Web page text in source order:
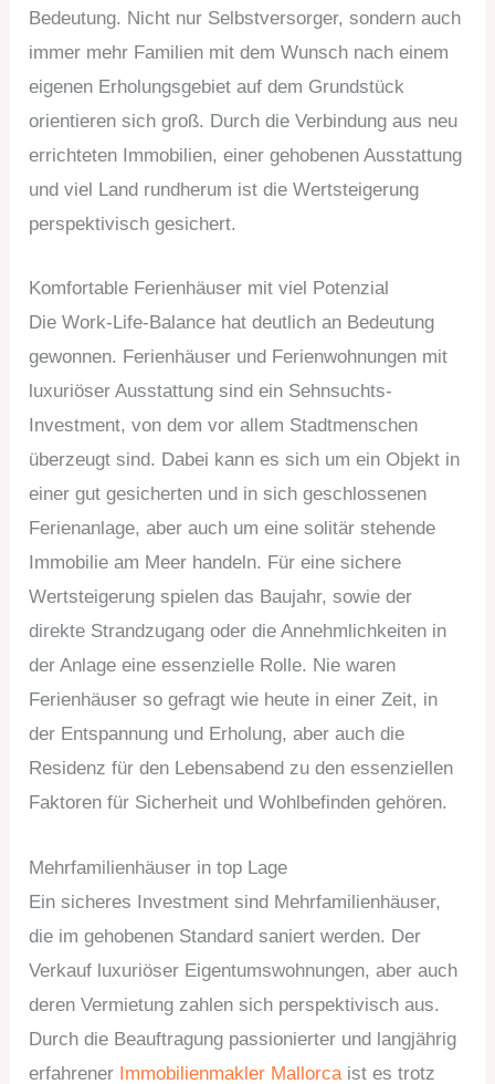
Bedeutung. Nicht nur Selbstversorger, sondern auch
immer mehr Familien mit dem Wunsch nach einem
eigenen Erholungsgebiet auf dem Grundstück
orientieren sich groß. Durch die Verbindung aus neu
errichteten Immobilien, einer gehobenen Ausstattung
und viel Land rundherum ist die Wertsteigerung
perspektivisch gesichert.
Komfortable Ferienhäuser mit viel Potenzial
Die Work-Life-Balance hat deutlich an Bedeutung
gewonnen. Ferienhäuser und Ferienwohnungen mit
luxuriöser Ausstattung sind ein Sehnsuchts-
Investment, von dem vor allem Stadtmenschen
überzeugt sind. Dabei kann es sich um ein Objekt in
einer gut gesicherten und in sich geschlossenen
Ferienanlage, aber auch um eine solitär stehende
Immobilie am Meer handeln. Für eine sichere
Wertsteigerung spielen das Baujahr, sowie der
direkte Strandzugang oder die Annehmlichkeiten in
der Anlage eine essenzielle Rolle. Nie waren
Ferienhäuser so gefragt wie heute in einer Zeit, in
der Entspannung und Erholung, aber auch die
Residenz für den Lebensabend zu den essenziellen
Faktoren für Sicherheit und Wohlbefinden gehören.
Mehrfamilienhäuser in top Lage
Ein sicheres Investment sind Mehrfamilienhäuser,
die im gehobenen Standard saniert werden. Der
Verkauf luxuriöser Eigentumswohnungen, aber auch
deren Vermietung zahlen sich perspektivisch aus.
Durch die Beauftragung passionierter und langjährig
erfahrener Immobilienmakler Mallorca ist es trotz